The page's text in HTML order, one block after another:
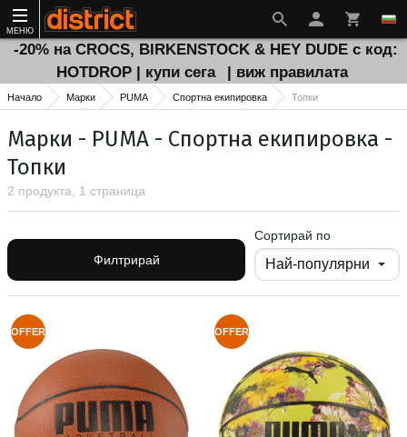
МЕНЮ
-20% на CROCS, BIRKENSTOCK & HEY DUDE с код:
HOTDROP | купи сега
| виж правилата
Начало Марки PUMA Спортна екипировка Топки
Марки - PUMA - Спортна екипировка -
Топки
2 продукта, 1 страница
Филтрирай
Сортирай по
OFFER OFFER